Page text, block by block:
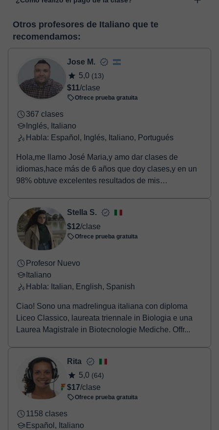
pizarra virtual o el editor de textos a tiempo real. En el siguiente
enlace puedes ver una demo del aula y conocerla:
virtual
horas, podrás realizar el pago mediante nuestro TPV virtual.
Tienes dos opciones para efectuar el pago:
- Tarjeta de crédito.
Una vez realices el pago de la clase, recibirás un e-mail de
confirmación de la reserva.
Otros profesores de Italiano que te
recomendamos:
Jose M.
5,0 (13)
$11/clase
Ofrece prueba gratuita
367 clases
Inglés, Italiano
Habla: Español, Inglés, Italiano, Portugués
Hola,me llamo José Maria,y amo dar clases de
idiomas,hace más de 6 años que doy clases,y en un
98% obtuve excelentes resultados de mis
Stella S.
$12/clase
Ofrece prueba gratuita
Profesor Nuevo
Italiano
Habla: Italian, English, Spanish
Ciao! Sono una madrelingua italiana con diploma
Liceo Classico, laureata triennale in Biologia e una
Laurea Magistrale in Biotecnologie Mediche. Offr...
Rita
5,0 (64)
$17/clase
Ofrece prueba gratuita
1158 clases
Español, Italiano